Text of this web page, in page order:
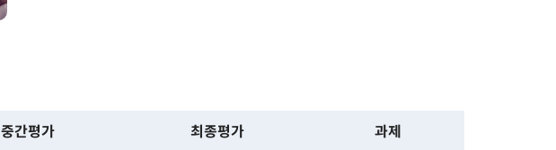
중간평가 최종평가 과제